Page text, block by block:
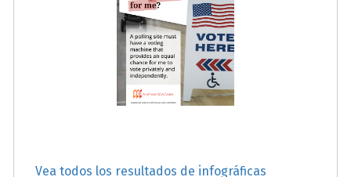
Vea todos los resultados de infográficas